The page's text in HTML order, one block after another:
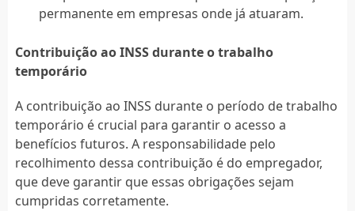
permanente em empresas onde já atuaram.
Contribuição ao INSS durante o trabalho
temporário
A contribuição ao INSS durante o período de trabalho
temporário é crucial para garantir o acesso a
benefícios futuros. A responsabilidade pelo
recolhimento dessa contribuição é do empregador,
que deve garantir que essas obrigações sejam
cumpridas corretamente.